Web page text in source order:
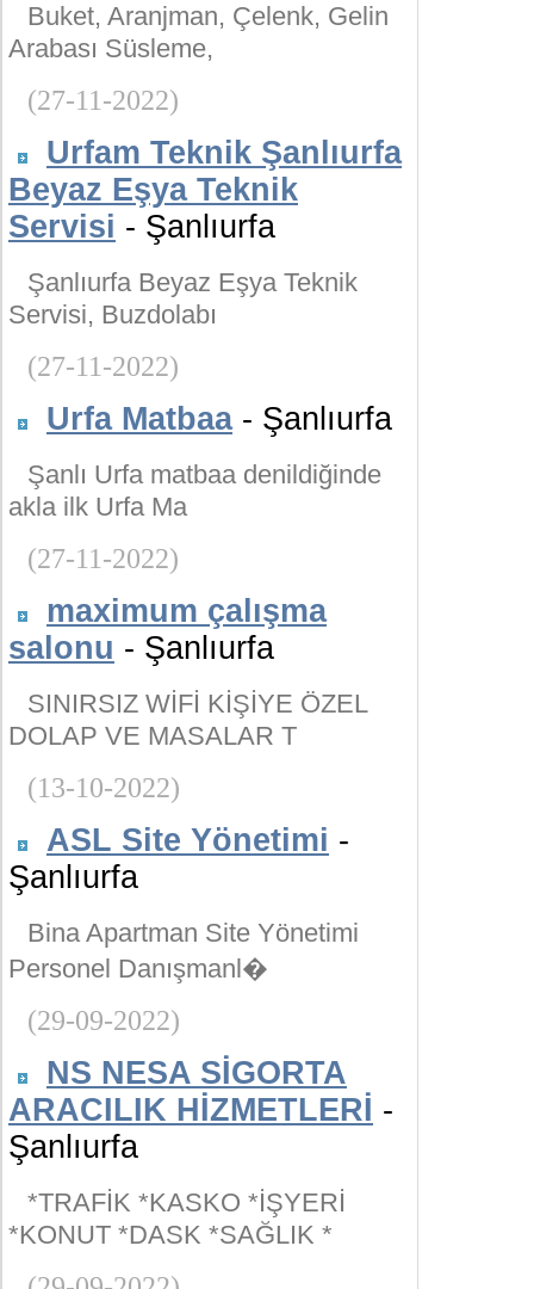
Buket, Aranjman, Çelenk, Gelin
Arabası Süsleme,
(27-11-2022)
Urfam Teknik Şanlıurfa
Beyaz Eşya Teknik
Servisi - Şanlıurfa
Şanlıurfa Beyaz Eşya Teknik
Servisi, Buzdolabı
(27-11-2022)
Urfa Matbaa- Şanlıurfa
Şanlı Urfa matbaa denildiğinde
akla ilk Urfa Ma
(27-11-2022)
maximum çalışma
salonu - Şanlıurfa
SINIRSIZ WİFİ KİŞİYE ÖZEL
DOLAP VE MASALAR T
(13-10-2022)
ASL Site Yönetimi -
Şanlıurfa
Bina Apartman Site Yönetimi
Personel Danışmanl�
(29-09-2022)
NS NESA SİGORTA
ARACILIK HİZMETLERİ -
Şanlıurfa
*TRAFİK *KASKO *İŞYERİ
*KONUT *DASK *SAĞLIK *